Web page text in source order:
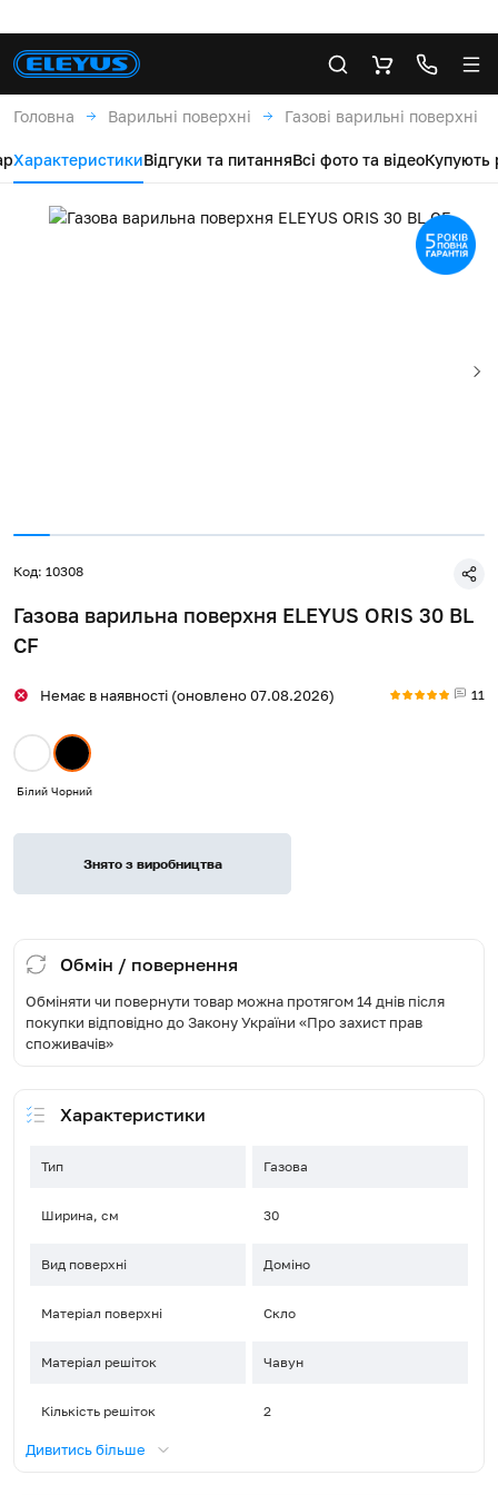
Головна Варильні поверхні Газові варильні поверхні
ХарактеристикиВідгуки та питанняВсі фото та відеоКупують
Код: 10308
Газова варильна поверхня ELEYUS ORIS 30 BL
CF
Немає в наявності (оновлено 07.08.2026) 11
Білий Чорний
Знято з виробництва
Обмін / повернення
Обміняти чи повернути товар можна протягом 14 днів після
покупки відповідно до Закону України «Про захист прав
споживачів»
Характеристики
Тип Газова
Ширина, см 30
Вид поверхні Доміно
Матеріал поверхні Скло
Матеріал решіток Чавун
Кількість решіток 2
Управління
Дивитись більше